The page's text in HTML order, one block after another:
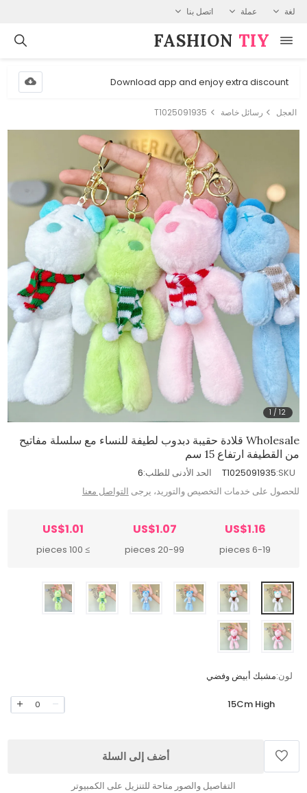
لغة عملة اتصل بنا
FASHION⁠ TIY
Download app and enjoy extra discount
العجل رسائل خاصة T1025091935
1 /12
Wholesale قلادة حقيبة دبدوب لطيفة للنساء مع سلسلة مفاتيح
من القطيفة ارتفاع 15 سم
SKU:
T1025091935 الحد الأدنى للطلب:6
للحصول على خدمات التخصيص والتوريد، يرجى التواصل معنا
US$1.16
6-19 pieces
US$1.07
20-99 pieces
US$1.01
≥ 100 pieces
لون:مشبك أبيض وفضي
15Cm High
0
أضف إلى السلة
التفاصيل والصور متاحة للتنزيل على الكمبيوتر